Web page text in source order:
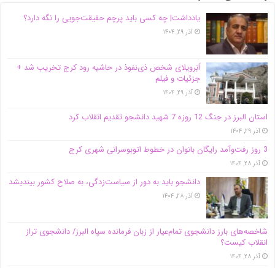
یادداشت| ‌چه کسی باید پرچم حقیقت‌جویی را نگه دارد؟
آذر ۲۹, ۱۴۰۴
اَبَر‌ویلای شخص ذی‌نفوذ در حاشیه‌ رود کرج تخریب شد +
جزئیات و فیلم
آذر ۲۹, ۱۴۰۴
استان البرز در جنگ 12 روزه 7 شهید دانشجو تقدیم انقلاب کرد
آذر ۲۹, ۱۴۰۴
3 روز رفت‌وآمد رایگان بانوان در خطوط اتوبوسرانی شهری کرج
آذر ۲۸, ۱۴۰۴
دانشجو باید به دور از سیاست‌زدگی، به صلاح کشور بیندیشد
آذر ۲۸, ۱۴۰۴
شاخصه‌های بارز دانشجوی تمام‌عیار از زبان فرمانده سپاه البرز/ دانشجوی تراز
انقلاب کیست؟
آذر ۲۸, ۱۴۰۴